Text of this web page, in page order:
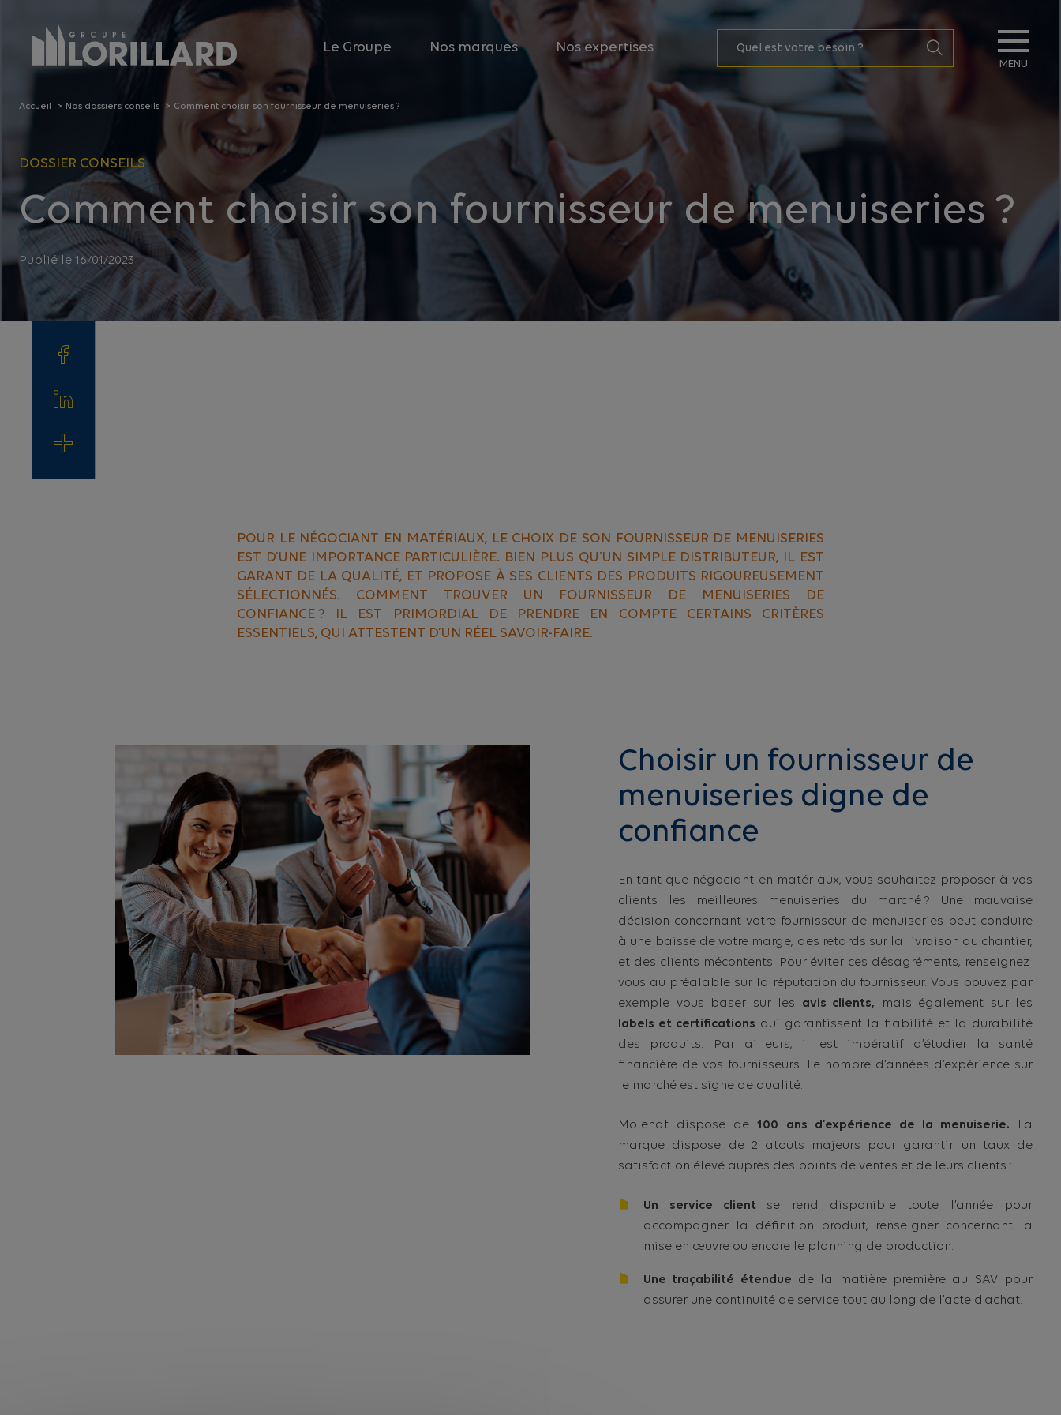
Le Groupe Nos marques Nos expertises
MENU
Accueil Nos dossiers conseils Comment choisir son fournisseur de menuiseries ?
DOSSIER CONSEILS
Comment choisir son fournisseur de menuiseries ?
Publié le 16/01/2023
POUR LE NÉGOCIANT EN MATÉRIAUX, LE CHOIX DE SON FOURNISSEUR DE MENUISERIES
EST D’UNE IMPORTANCE PARTICULIÈRE. BIEN PLUS QU’UN SIMPLE DISTRIBUTEUR, IL EST
GARANT DE LA QUALITÉ, ET PROPOSE À SES CLIENTS DES PRODUITS RIGOUREUSEMENT
SÉLECTIONNÉS. COMMENT TROUVER UN FOURNISSEUR DE MENUISERIES DE
CONFIANCE ? IL EST PRIMORDIAL DE PRENDRE EN COMPTE CERTAINS CRITÈRES
ESSENTIELS, QUI ATTESTENT D’UN RÉEL SAVOIR-FAIRE.
Choisir un fournisseur de
menuiseries digne de
confiance
En tant que négociant en matériaux, vous souhaitez proposer à vos
clients les meilleures menuiseries du marché ? Une mauvaise
décision concernant votre fournisseur de menuiseries peut conduire
à une baisse de votre marge, des retards sur la livraison du chantier,
et des clients mécontents. Pour éviter ces désagréments, renseignez-
vous au préalable sur la réputation du fournisseur. Vous pouvez par
exemple vous baser sur les avis clients, mais également sur les
labels et certifications qui garantissent la fiabilité et la durabilité
des produits. Par ailleurs, il est impératif d’étudier la santé
financière de vos fournisseurs. Le nombre d’années d’expérience sur
le marché est signe de qualité.
Molenat dispose de100 ans d’expérience de la menuiserie. La
marque dispose de 2 atouts majeurs pour garantir un taux de
satisfaction élevé auprès des points de ventes et de leurs clients :
Un service client se rend disponible toute l’année pour
accompagner la définition produit, renseigner concernant la
mise en œuvre ou encore le planning de production.
Une traçabilité étendue de la matière première au SAV pour
assurer une continuité de service tout au long de l’acte d’achat.
Panneau de gestion des cookies